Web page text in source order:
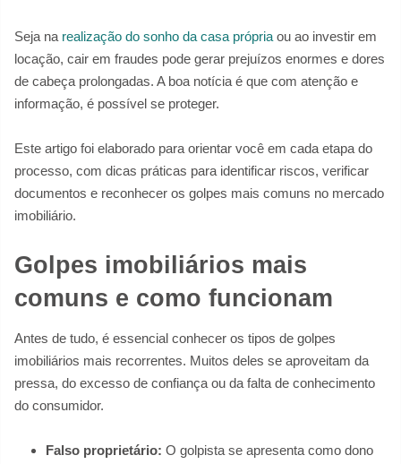
Seja na realização do sonho da casa própria ou ao investir em
locação, cair em fraudes pode gerar prejuízos enormes e dores
de cabeça prolongadas. A boa notícia é que com atenção e
informação, é possível se proteger.
Este artigo foi elaborado para orientar você em cada etapa do
processo, com dicas práticas para identificar riscos, verificar
documentos e reconhecer os golpes mais comuns no mercado
imobiliário.
Golpes imobiliários mais
comuns e como funcionam
Antes de tudo, é essencial conhecer os tipos de golpes
imobiliários mais recorrentes. Muitos deles se aproveitam da
pressa, do excesso de confiança ou da falta de conhecimento
do consumidor.
Falso proprietário: O golpista se apresenta como dono